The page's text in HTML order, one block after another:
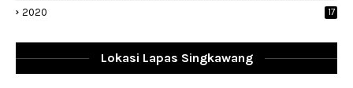
2020 17
Lokasi Lapas Singkawang